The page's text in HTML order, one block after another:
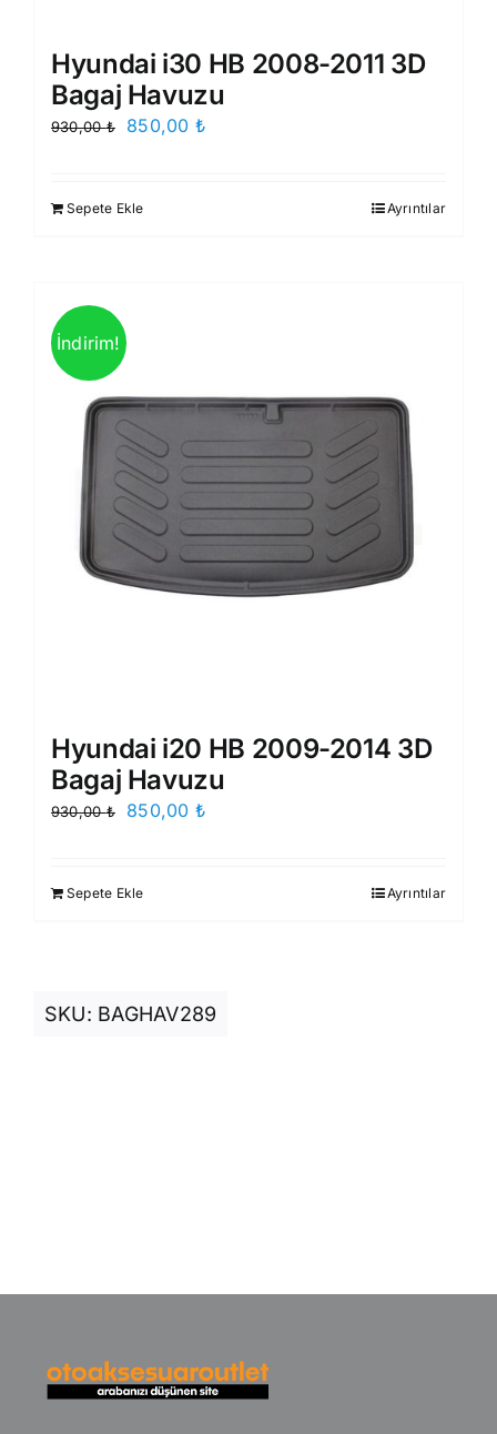
Hyundai i30 HB 2008-2011 3D
Bagaj Havuzu
930,00₺
Orijinal
850,00 ₺
Sepete Ekle Ayrıntılar
İndirim!
Hyundai i20 HB 2009-2014 3D
Bagaj Havuzu
930,00₺
Orijinal
850,00 ₺
Sepete Ekle Ayrıntılar
SKU: BAGHAV289